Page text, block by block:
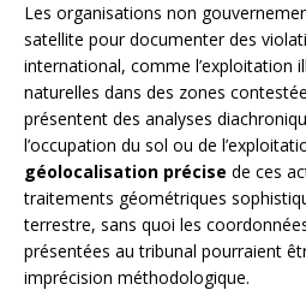
Les organisations non
satellite pour documenter des
international, comme l’exploitation
naturelles dans des zones
présentent des analyses
l’occupation du sol ou de
géolocalisation précise de ces
traitements géométriques
terrestre, sans quoi les
présentées au tribunal pourraient
imprécision méthodologique.